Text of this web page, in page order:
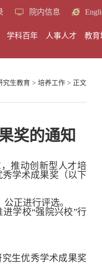
院内信息
学科百年 人事人才 教育
究生教育> 培养工作> 正文
奖的通知
推动创新型人才培
秀学术成果奖（以下
正进行评选。
进学校“强院兴校”行
生优秀学术成果奖